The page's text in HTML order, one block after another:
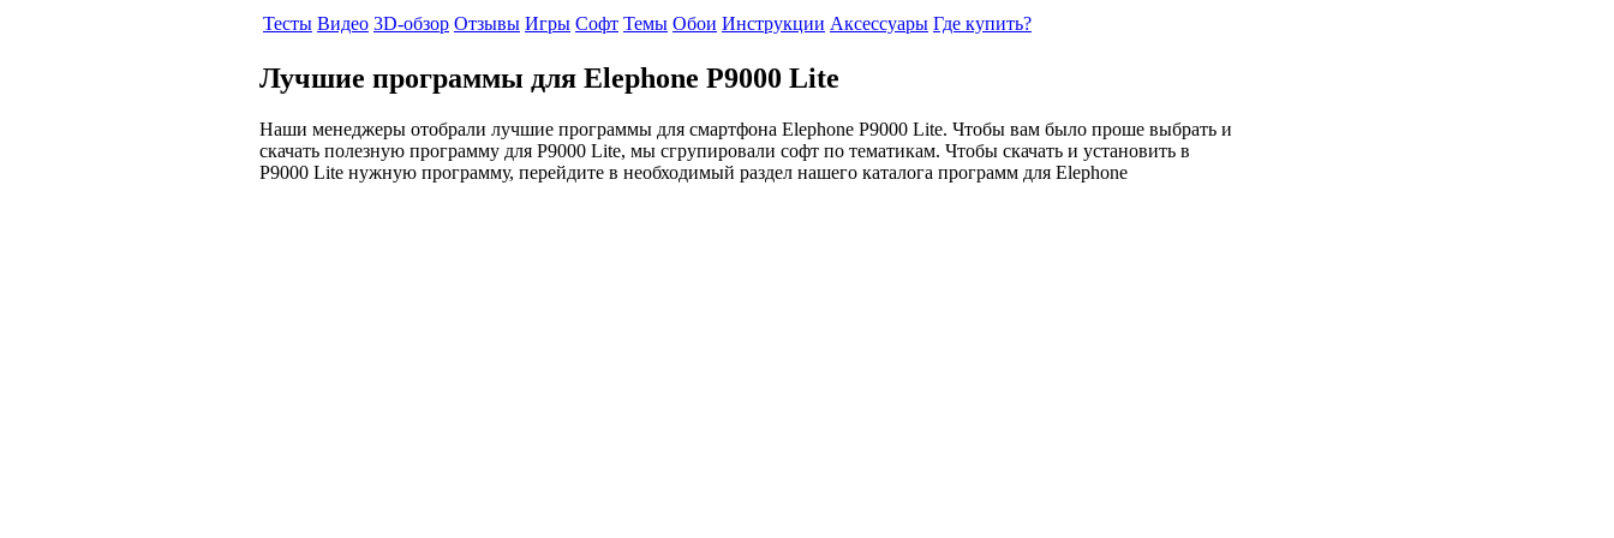
Тесты Видео 3D-обзор Отзывы Игры Софт Темы Обои Инструкции Аксессуары Где купить?
Лучшие программы для Elephone P9000 Lite
Наши менеджеры отобрали лучшие программы для смартфона Elephone P9000 Lite. Чтобы вам было проше выбрать и
скачать полезную программу для P9000 Lite, мы сгрупировали софт по тематикам. Чтобы скачать и установить в
P9000 Lite нужную программу, перейдите в необходимый раздел нашего каталога программ для Elephone